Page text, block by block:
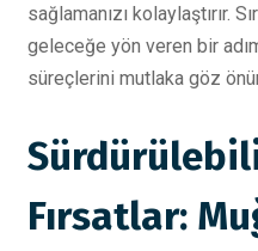
sağlamanızı kolaylaştırır.
geleceğe yön veren bir
süreçlerini mutlaka göz
Fırsatlar: